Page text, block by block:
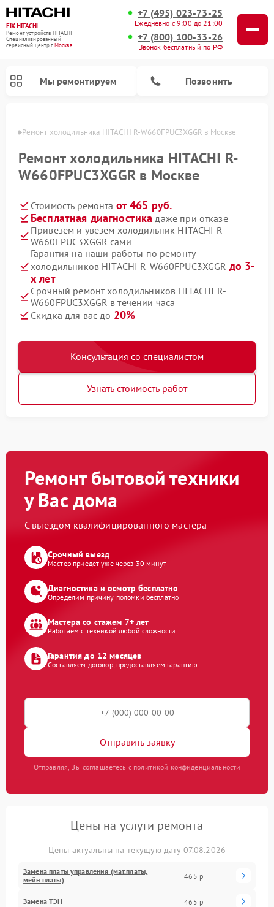
FIX-HITACHI
Ремонт устройств HITACHI
Специализированный
cервисный центр г.Москва
+7 (495) 023-73-25
Ежедневно с 9:00 до 21:00
+7 (800) 100-33-26
Звонок бесплатный по РФ
Мы ремонтируем Позвонить
Ремонт холодильника HITACHI R-W660FPUC3XGGR в Москве
Ремонт холодильника HITACHI R-
W660FPUC3XGGR в Москве
Стоимость ремонта от 465 руб.
Бесплатная диагностика даже при отказе
Привезем и увезем холодильник HITACHI R-
W660FPUC3XGGR сами
Гарантия на наши работы по ремонту
холодильников HITACHI R-W660FPUC3XGGR до 3-
х лет
Срочный ремонт холодильников HITACHI R-
W660FPUC3XGGR в течении часа
Скидка для вас до 20%
Консультация со специалистом
Узнать стоимость работ
Ремонт бытовой техники
у Вас дома
С выездом квалифицированного мастера
Срочный выезд
Мастер приедет уже через 30 минут
Диагностика и осмотр бесплатно
Определим причину поломки бесплатно
Мастера со стажем 7+ лет
Работаем с техникой любой сложности
Гарантия до 12 месяцев
Составляем договор, предоставляем гарантию
Отправить заявку
Отправляя, Вы соглашаетесь с политикой конфиденциальности
Цены на услуги ремонта
Цены актуальны на текущую дату 07.08.2026
Замена платы управления (мат.платы,
мейн платы)
465 р
Замена ТЭН 465 р